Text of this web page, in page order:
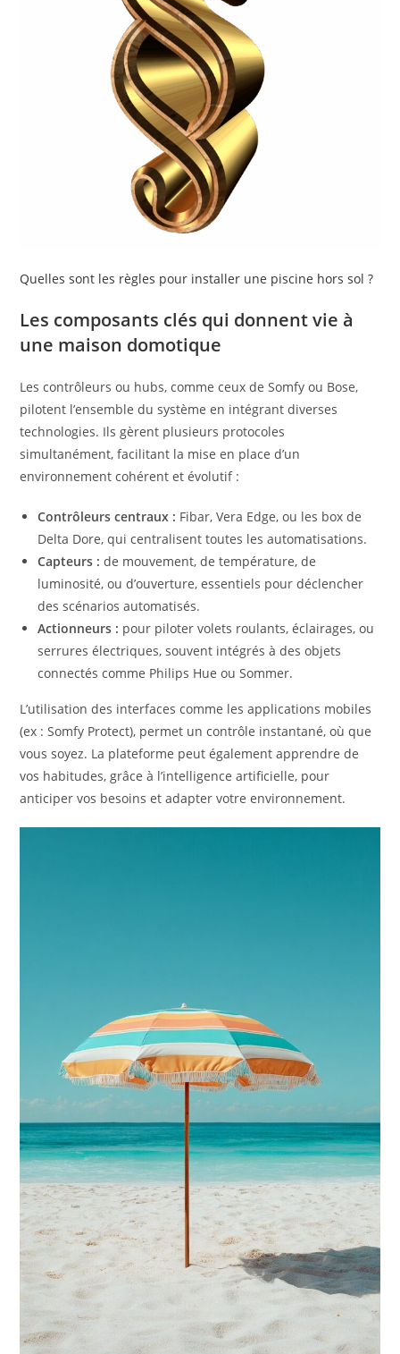
Quelles sont les règles pour installer une piscine hors sol ?
Les composants clés qui donnent vie à
une maison domotique
Les contrôleurs ou hubs, comme ceux de Somfy ou Bose,
pilotent l’ensemble du système en intégrant diverses
technologies. Ils gèrent plusieurs protocoles
simultanément, facilitant la mise en place d’un
environnement cohérent et évolutif :
Contrôleurs centraux : Fibar, Vera Edge, ou les box de
Delta Dore, qui centralisent toutes les automatisations.
Capteurs :de mouvement, de température, de
luminosité, ou d’ouverture, essentiels pour déclencher
des scénarios automatisés.
Actionneurs : pour piloter volets roulants, éclairages, ou
serrures électriques, souvent intégrés à des objets
connectés comme Philips Hue ou Sommer.
L’utilisation des interfaces comme les applications mobiles
(ex : Somfy Protect), permet un contrôle instantané, où que
vous soyez. La plateforme peut également apprendre de
vos habitudes, grâce à l’intelligence artificielle, pour
anticiper vos besoins et adapter votre environnement.